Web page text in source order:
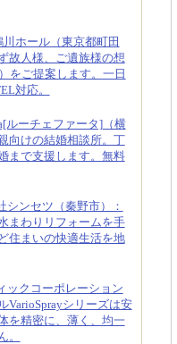
ホール（東京都町田
故人様、ご遺族様の想
をご提案します。一日
対応。
ルーチェファータ]（横
向けの結婚相談所。丁
まで支援します。無料
シンセツ（秦野市）：
まわりリフォームを手
住まいの快適生活を地
ックコーポレーション
VarioSprayシリーズは安
を精密に、薄く、均一
。